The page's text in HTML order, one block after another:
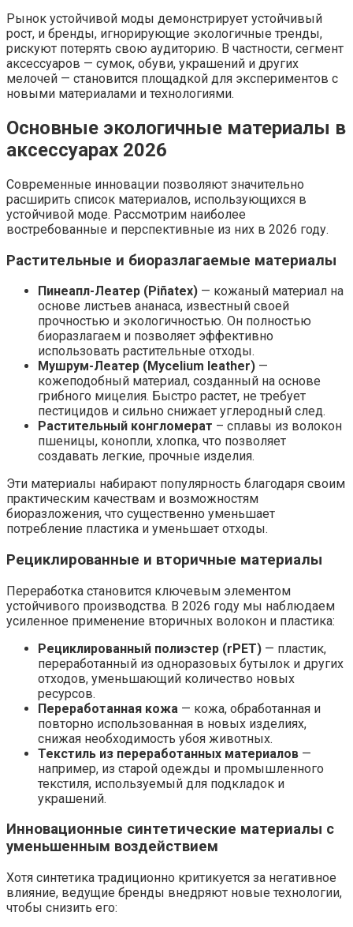
Рынок устойчивой моды демонстрирует устойчивый
рост, и бренды, игнорирующие экологичные тренды,
рискуют потерять свою аудиторию. В частности, сегмент
аксессуаров — сумок, обуви, украшений и других
мелочей — становится площадкой для экспериментов с
новыми материалами и технологиями.
Основные экологичные материалы в
аксессуарах 2026
Современные инновации позволяют значительно
расширить список материалов, использующихся в
устойчивой моде. Рассмотрим наиболее
востребованные и перспективные из них в 2026 году.
Растительные и биоразлагаемые материалы
Пинеапл-Леатер (Piñatex) — кожаный материал на
основе листьев ананаса, известный своей
прочностью и экологичностью. Он полностью
биоразлагаем и позволяет эффективно
использовать растительные отходы.
Мушрум-Леатер (Mycelium leather) —
кожеподобный материал, созданный на основе
грибного мицелия. Быстро растет, не требует
пестицидов и сильно снижает углеродный след.
Растительный конгломерат – сплавы из волокон
пшеницы, конопли, хлопка, что позволяет
создавать легкие, прочные изделия.
Эти материалы набирают популярность благодаря своим
практическим качествам и возможностям
биоразложения, что существенно уменьшает
потребление пластика и уменьшает отходы.
Рециклированные и вторичные материалы
Переработка становится ключевым элементом
устойчивого производства. В 2026 году мы наблюдаем
усиленное применение вторичных волокон и пластика:
Рециклированный полиэстер (rPET) — пластик,
переработанный из одноразовых бутылок и других
отходов, уменьшающий количество новых
ресурсов.
Переработанная кожа — кожа, обработанная и
повторно использованная в новых изделиях,
снижая необходимость убоя животных.
Текстиль из переработанных материалов —
например, из старой одежды и промышленного
текстиля, используемый для подкладок и
украшений.
Инновационные синтетические материалы с
уменьшенным воздействием
Хотя синтетика традиционно критикуется за негативное
влияние, ведущие бренды внедряют новые технологии,
чтобы снизить его: